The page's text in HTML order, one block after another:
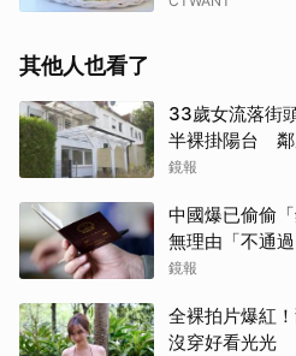
其他人也看了
33歲女流落街
半裸掛陽台 鄰
主謀竟與妻小同
鏡報
中國爆已偷偷
無理由「不通
鏡報
全裸拍片爆紅
沒穿好看光光